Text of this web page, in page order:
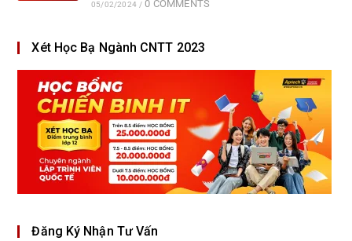
05/02/2024 / 0 COMMENTS
Xét Học Bạ Ngành CNTT 2023
Đăng Ký Nhận Tư Vấn